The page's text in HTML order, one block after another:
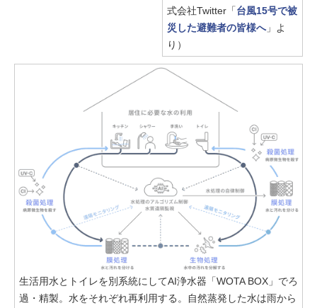
式会社Twitter「台風15号で被
災した避難者の皆様へ」よ
り）
生活用水とトイレを別系統にしてAI浄水器「WOTA BOX」でろ
過・精製。水をそれぞれ再利用する。自然蒸発した水は雨から